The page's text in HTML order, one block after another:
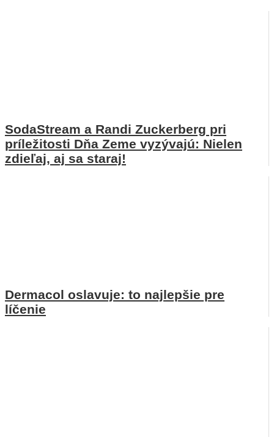
SodaStream a Randi Zuckerberg pri
príležitosti Dňa Zeme vyzývajú: Nielen
zdieľaj, aj sa staraj!
Dermacol oslavuje: to najlepšie pre
líčenie